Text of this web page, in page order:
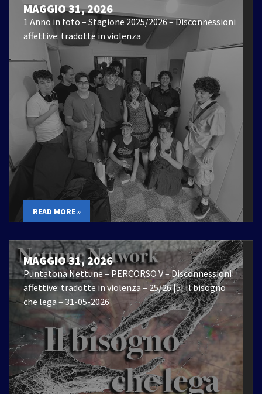
MAGGIO 31, 2026
1 Anno in foto – Stagione 2025/2026 – Disconnessioni
affettive: tradotte in violenza
READ MORE »
MAGGIO 31, 2026
Puntatona Nettune – PERCORSO V – Disconnessioni
affettive: tradotte in violenza – 25/26 |5| Il bisogno
che lega – 31-05-2026